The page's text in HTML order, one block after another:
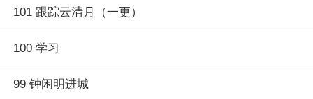
同桌，对方大概是这个世界上最不合格的女性omega，逃
的太子妃。
舞，教她如何应对外界媒体，一步一步地帮她成为优秀的
101 跟踪云清月（一更）
100 学习
99 钟闲明进城